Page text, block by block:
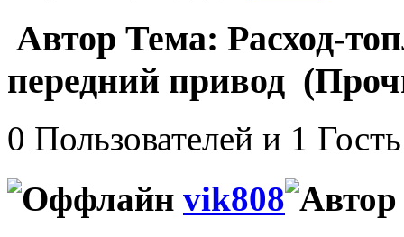
Автор Тема: Расход-
передний привод
0 Пользователей и 1
vik808